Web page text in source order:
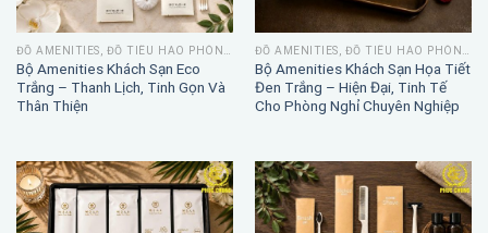
Bộ Amenities Khách Sạn Eco
Trắng – Thanh Lịch, Tinh Gọn Và
Thân Thiện
Bộ Amenities Khách Sạn Họa Tiết
Đen Trắng – Hiện Đại, Tinh Tế
Cho Phòng Nghỉ Chuyên Nghiệp